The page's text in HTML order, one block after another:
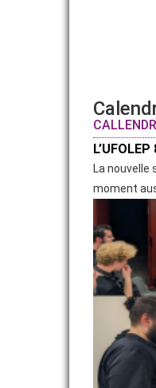
NOTRE
La nouvelle
moment